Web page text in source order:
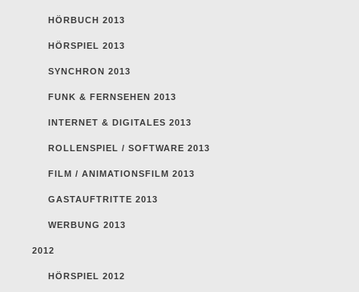
HÖRBUCH 2013
HÖRSPIEL 2013
SYNCHRON 2013
FUNK & FERNSEHEN 2013
INTERNET & DIGITALES 2013
ROLLENSPIEL / SOFTWARE 2013
FILM / ANIMATIONSFILM 2013
GASTAUFTRITTE 2013
WERBUNG 2013
2012
HÖRSPIEL 2012